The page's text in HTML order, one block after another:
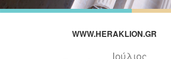
WWW.HERAKLION.GR
Ιούλιος